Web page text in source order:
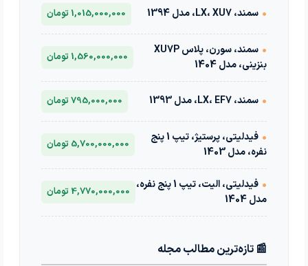
• سمند، LX، XU7، مدل 1394 1,015,000,000 تومان
•
سمند، سورن، پلاس XU7P
بنزینی، مدل 1404
1,560,000,000 تومان
• سمند، LX، EF7، مدل 1393 795,000,000 تومان
•
فیدلیتی، پرستیژ، تیپ 1 پنج
نفره، مدل 1403
5,700,000,000 تومان
•
فیدلیتی، الیت، تیپ 1 پنج نفره،
مدل 1404
4,770,000,000 تومان
📰 تازه‌ترین مطالب مجله